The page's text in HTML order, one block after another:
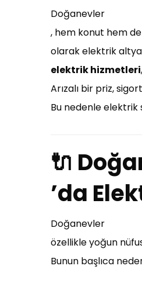
Doğanevler
, hem konut hem
olarak elektrik
elektrik hizmetleri
Arızalı bir priz,
Bu nedenle elektrik
🔌
’da
Doğanevler
özellikle yoğun
Bunun başlıca